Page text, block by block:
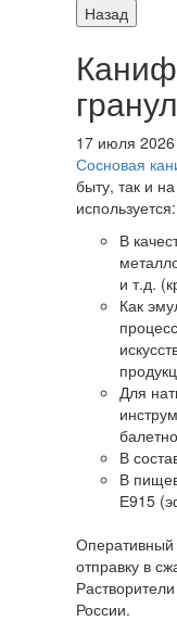
Назад
17 июля 2026
Сосновая
быту, так и
используется:
В
и т.д.
Как
Для
В
В
Е915
Оперативный
отправку в
России.